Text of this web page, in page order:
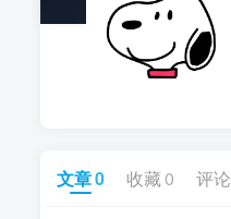
文章0 收藏 0 评论